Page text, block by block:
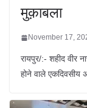
मुक़ाबला
November 17,
रायपुर/:- शहीद वीर
होने वाले एकदिवसीय